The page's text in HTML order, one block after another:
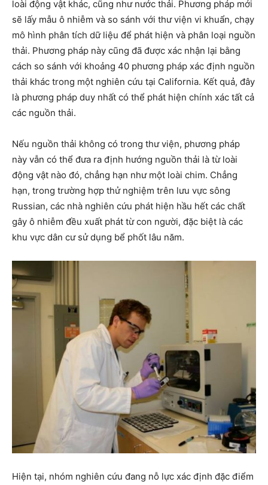
loài động vật khác, cũng như nước thải. Phương pháp mới
sẽ lấy mẫu ô nhiễm và so sánh với thư viện vi khuẩn, chạy
mô hình phân tích dữ liệu để phát hiện và phân loại nguồn
thải. Phương pháp này cũng đã được xác nhận lại bằng
cách so sánh với khoảng 40 phương pháp xác định nguồn
thải khác trong một nghiên cứu tại California. Kết quả, đây
là phương pháp duy nhất có thể phát hiện chính xác tất cả
các nguồn thải.
Nếu nguồn thải không có trong thư viện, phương pháp
này vẫn có thể đưa ra định hướng nguồn thải là từ loài
động vật nào đó, chẳng hạn như một loài chim. Chẳng
hạn, trong trường hợp thử nghiệm trên lưu vực sông
Russian, các nhà nghiên cứu phát hiện hầu hết các chất
gây ô nhiễm đều xuất phát từ con người, đặc biệt là các
khu vực dân cư sử dụng bể phốt lâu năm.
Hiện tại, nhóm nghiên cứu đang nỗ lực xác định đặc điểm